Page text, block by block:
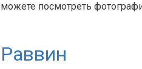
можете посмотреть
Раввин